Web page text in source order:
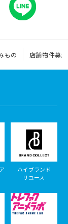
もの 店舗物件募集
ハイブランド
リユース